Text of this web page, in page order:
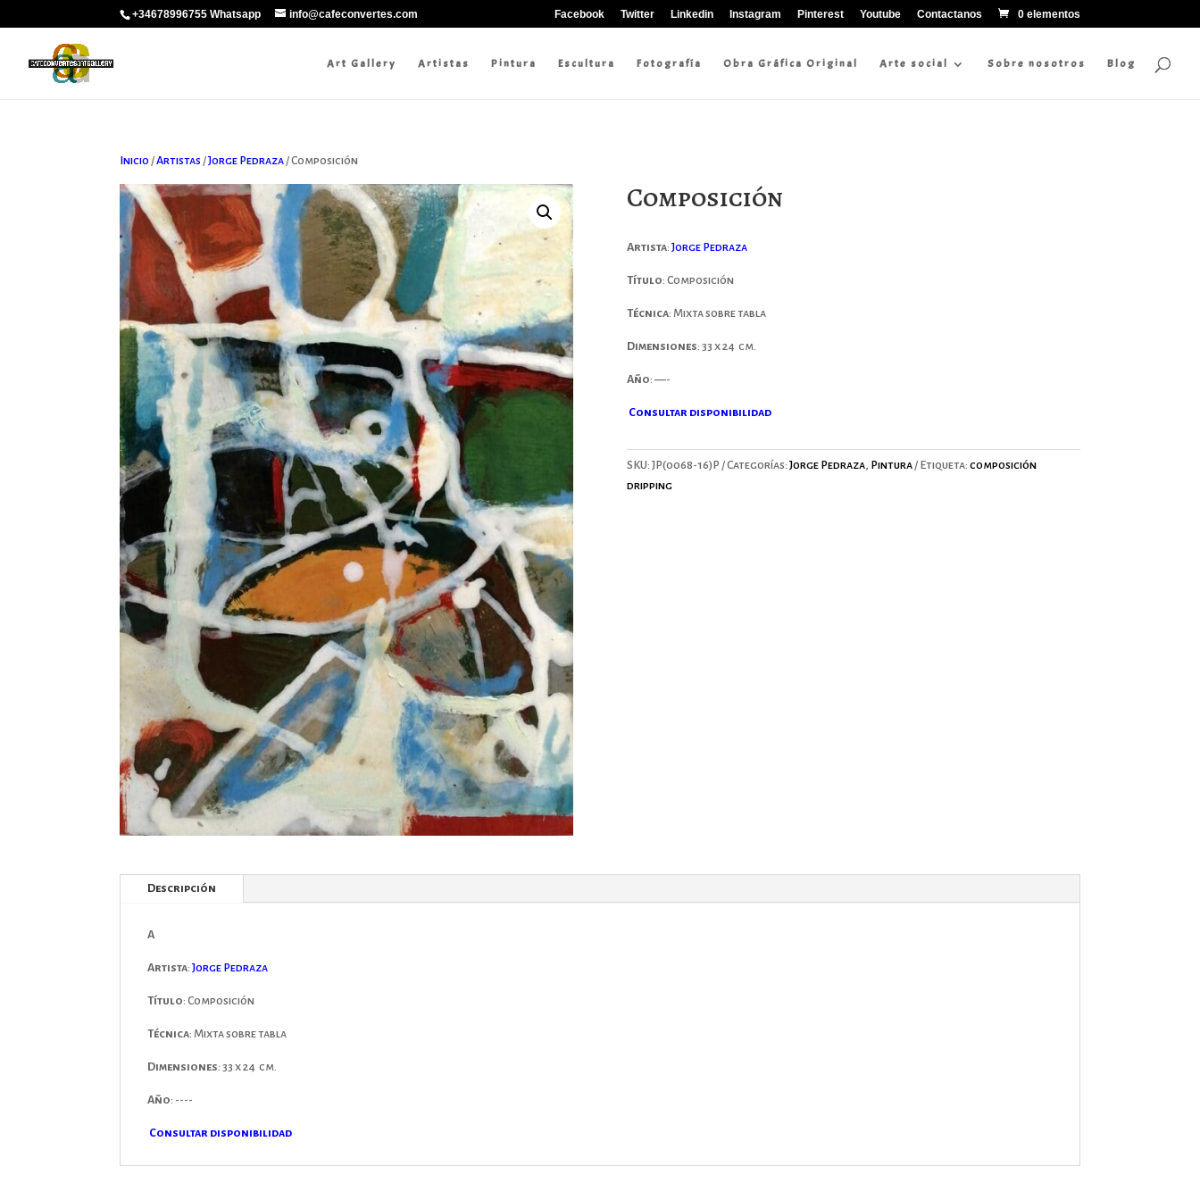
+34678996755 Whatsapp info@cafeconvertes.com Facebook Twitter Linkedin Instagram Pinterest Youtube Contactanos 0 elementos
Art Gallery Artistas Pintura Escultura Fotografía Obra Gráfica Original Arte social Sobre nosotros Blog
Inicio /Artistas /Jorge Pedraza/ Composición
Composición
Artista: Jorge Pedraza
Título: Composición
Técnica: Mixta sobre tabla
Dimensiones: 33 x 24 cm.
Año: —-
Consultar disponibilidad
SKU: JP(0068-16)P Categorías: Jorge Pedraza, Pintura Etiqueta: composición
dripping
Descripción
A
Artista:Jorge Pedraza
Título: Composición
Técnica: Mixta sobre tabla
Dimensiones: 33 x 24 cm.
Año: ----
Consultar disponibilidad